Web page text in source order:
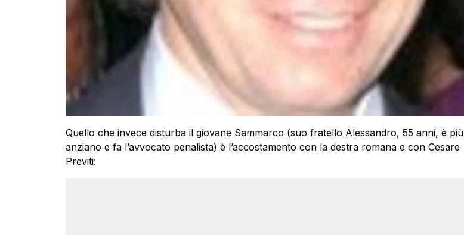
Quello che invece disturba il giovane Sammarco (suo fratello Alessandro, 55 anni, è più
anziano e fa l’avvocato penalista) è l’accostamento con la destra romana e con Cesare
Previti: